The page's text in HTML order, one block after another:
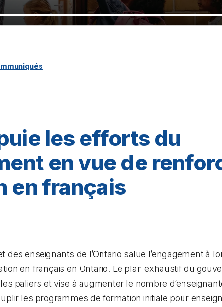
les efforts du
en vue de
en français
des enseignants de l’Ontario salue l’engagement à
en français en Ontario. Le plan exhaustif du
paliers et vise à augmenter le nombre
les programmes de formation initiale pour